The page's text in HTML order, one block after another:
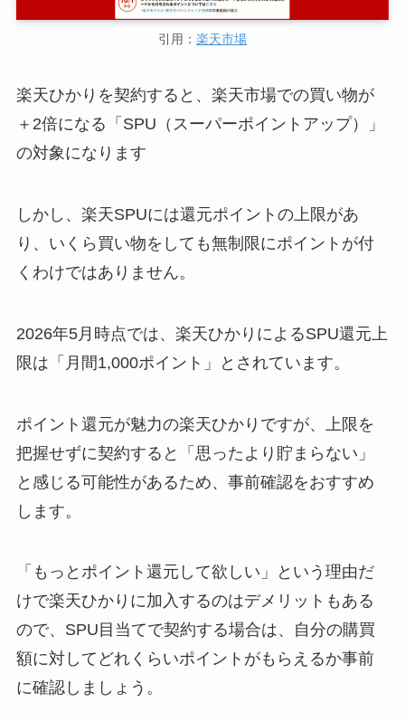
引用： 楽天市場
楽天ひかりを契約すると、楽天市場での買い物が
＋2倍になる「SPU（スーパーポイントアップ）」
の対象になります
しかし、楽天SPUには還元ポイントの上限があ
り、いくら買い物をしても無制限にポイントが付
くわけではありません。
2026年5月時点では、楽天ひかりによるSPU還元上
限は「月間1,000ポイント」とされています。
ポイント還元が魅力の楽天ひかりですが、上限を
把握せずに契約すると「思ったより貯まらない」
と感じる可能性があるため、事前確認をおすすめ
します。
「もっとポイント還元して欲しい」という理由だ
けで楽天ひかりに加入するのはデメリットもある
ので、SPU目当てで契約する場合は、自分の購買
額に対してどれくらいポイントがもらえるか事前
に確認しましょう。